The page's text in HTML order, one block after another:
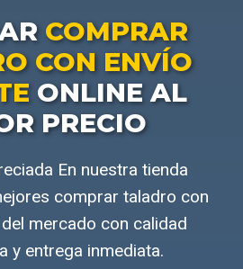
COMPRAR
CON ENVÍO
ONLINE AL
PRECIO
En nuestra tienda
comprar taladro con
mercado con calidad
y entrega inmediata.